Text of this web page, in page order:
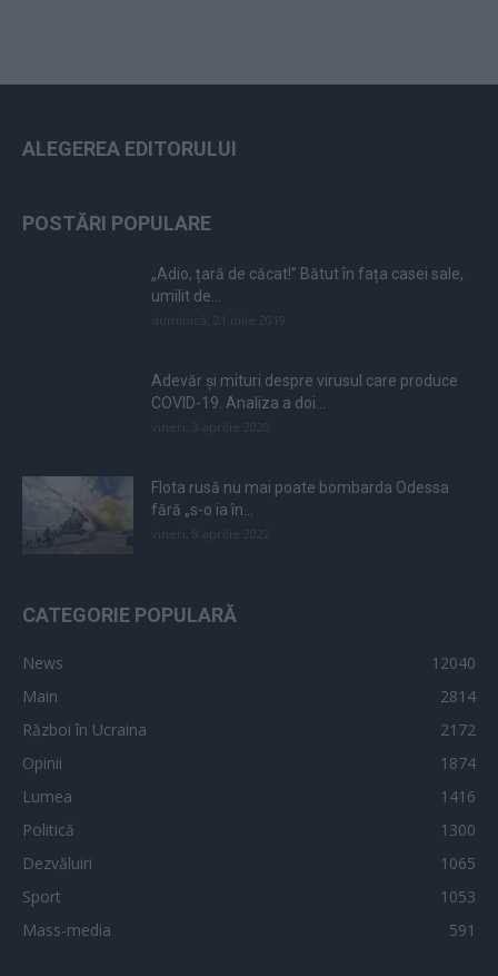
ALEGEREA EDITORULUI
POSTĂRI POPULARE
„Adio, țară de căcat!” Bătut în fața casei sale,
umilit de...
Adevăr și mituri despre virusul care produce
COVID-19. Analiza a doi...
Flota rusă nu mai poate bombarda Odessa
fără „s-o ia în...
CATEGORIE POPULARĂ
News
12040
Main
2814
Război în Ucraina
2172
Opinii
1874
Lumea
1416
Politică
1300
Dezvăluiri
1065
Sport
1053
Mass-media
591